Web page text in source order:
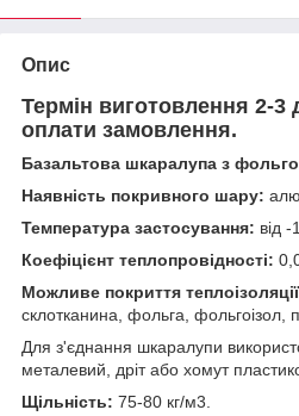
Опис
Термін виготовлення 2-3
оплати замовлення.
Базальтова шкаралупа з
Наявність покривного шару:
Температура застосування: від
Коефіцієнт теплопровідності:
Можливе покриття
склотканина, фольга, фольгоізол,
Для з'єднання шкаралупи
металевий, дріт або хомут
Щільність: 75-80 кг/м3.